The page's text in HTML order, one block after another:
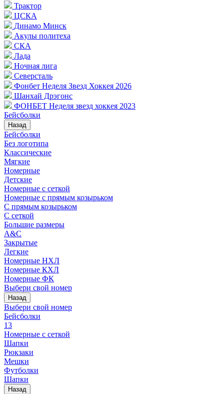
Трактор
ЦСКА
Динамо Минск
Акулы политеха
СКА
Лада
Ночная лига
Северсталь
Фонбет Неделя Звезд Хоккея 2026
Шанхай Дрэгонс
ФОНБЕТ Неделя звезд хоккея 2023
Бейсболки
Назад
Бейсболки
Без логотипа
Классические
Мягкие
Номерные
Детские
Номерные с сеткой
Номерные с прямым козырьком
С прямым козырьком
С сеткой
Большие размеры
A&C
Закрытые
Легкие
Номерные НХЛ
Номерные КХЛ
Номерные ФК
Выбери свой номер
Назад
Выбери свой номер
Бейсболки
13
Номерные с сеткой
Шапки
Рюкзаки
Мешки
Футболки
Шапки
Назад